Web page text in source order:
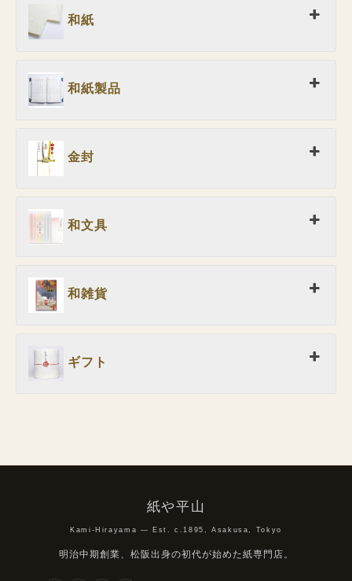
和紙
和紙製品
金封
和文具
和雑貨
ギフト
紙や平山
Kami-Hirayama — Est. c.1895, Asakusa, Tokyo
明治中期創業、松阪出身の初代が始めた紙専門店。